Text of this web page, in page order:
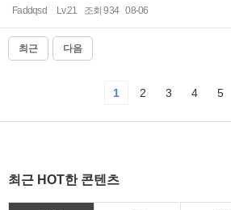
Faddqsd Lv.21 조회 934 08-06
최근 다음
1 2 3 4 5
최근 HOT한 콘텐츠